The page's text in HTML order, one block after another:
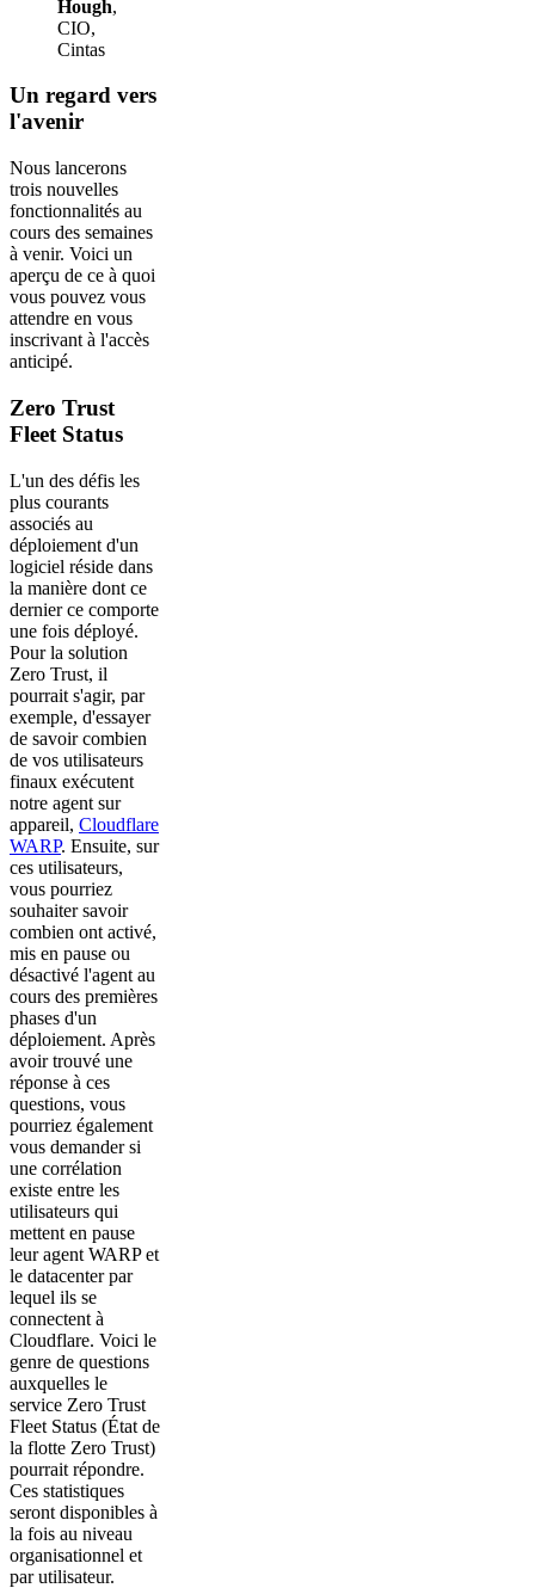
Hough,
CIO,
Cintas
Un regard vers
l'avenir
Nous lancerons
trois nouvelles
fonctionnalités au
cours des semaines
à venir. Voici un
aperçu de ce à quoi
vous pouvez vous
attendre en vous
inscrivant à l'accès
anticipé.
Zero Trust
Fleet Status
L'un des défis les
plus courants
associés au
déploiement d'un
logiciel réside dans
la manière dont ce
dernier ce comporte
une fois déployé.
Pour la solution
Zero Trust, il
pourrait s'agir, par
exemple, d'essayer
de savoir combien
de vos utilisateurs
finaux exécutent
notre agent sur
appareil, Cloudflare
WARP. Ensuite, sur
ces utilisateurs,
vous pourriez
souhaiter savoir
combien ont activé,
mis en pause ou
désactivé l'agent au
cours des premières
phases d'un
déploiement. Après
avoir trouvé une
réponse à ces
questions, vous
pourriez également
vous demander si
une corrélation
existe entre les
utilisateurs qui
mettent en pause
leur agent WARP et
le datacenter par
lequel ils se
connectent à
Cloudflare. Voici le
genre de questions
auxquelles le
service Zero Trust
Fleet Status (État de
la flotte Zero Trust)
pourrait répondre.
Ces statistiques
seront disponibles à
la fois au niveau
organisationnel et
par utilisateur.